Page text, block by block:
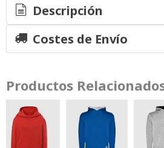
Descripción
Costes de Envío
Productos